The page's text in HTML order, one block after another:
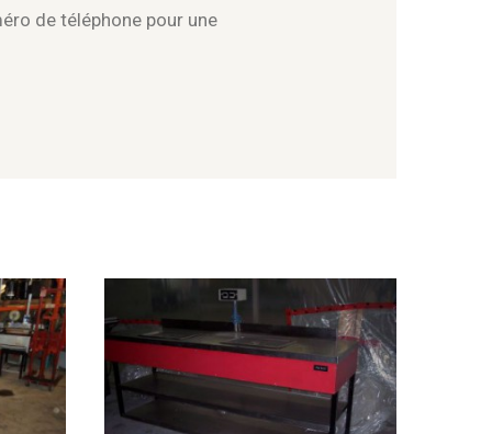
de téléphone pour une